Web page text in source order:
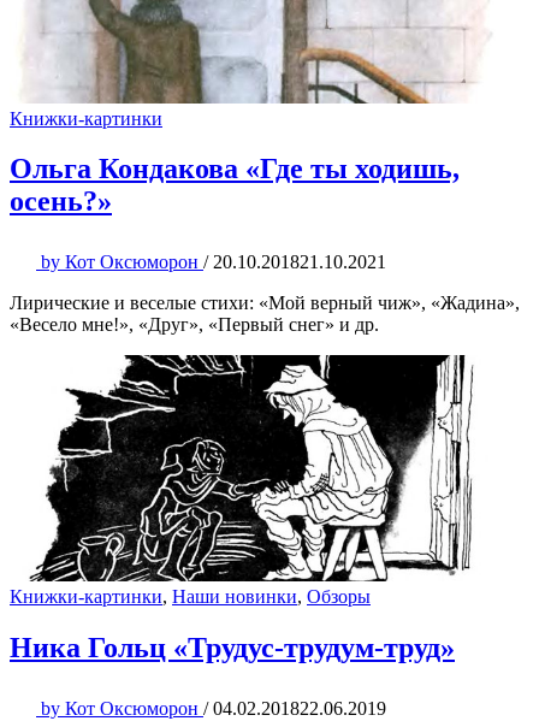
Книжки-картинки
Ольга Кондакова «Где ты ходишь,
осень?»
by Кот Оксюморон / 20.10.201821.10.2021
Лирические и веселые стихи: «Мой верный чиж», «Жадина»,
«Весело мне!», «Друг», «Первый снег» и др.
Книжки-картинки, Наши новинки, Обзоры
Ника Гольц «Трудус-трудум-труд»
by Кот Оксюморон / 04.02.201822.06.2019